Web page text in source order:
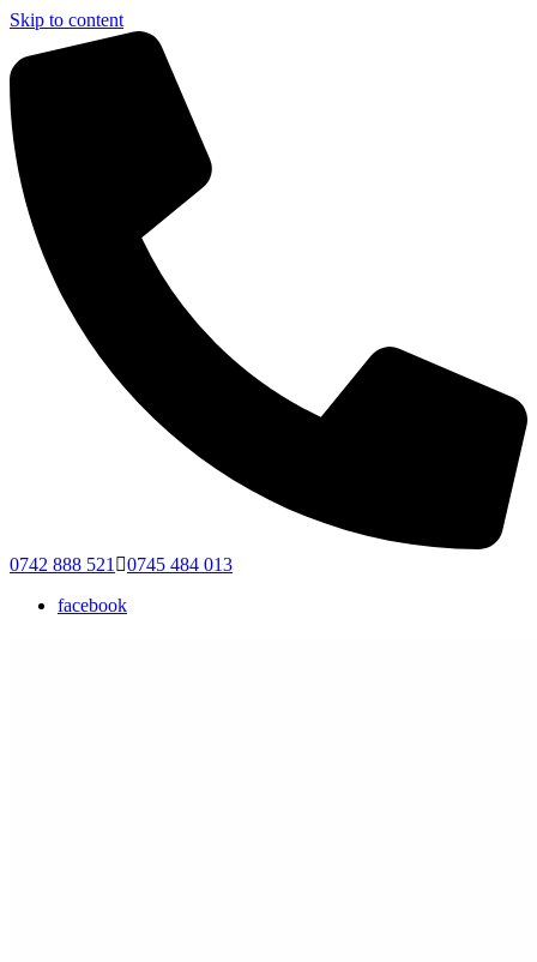
Skip to content
0742 888 521
0745 484 013
facebook